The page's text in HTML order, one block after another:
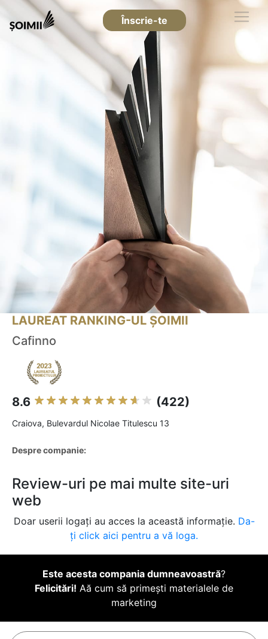
Înscrie-te
LAUREAT RANKING-UL ȘOIMII
Cafinno
8.6 (422)
Craiova, Bulevardul Nicolae Titulescu 13
Despre companie:
Review-uri pe mai multe site-uri
web
Doar userii logați au acces la această informație. Da-
ți click aici pentru a vă loga.
Este acesta compania dumneavoastră?
Felicitări! Aă cum să primești materialele de
marketing